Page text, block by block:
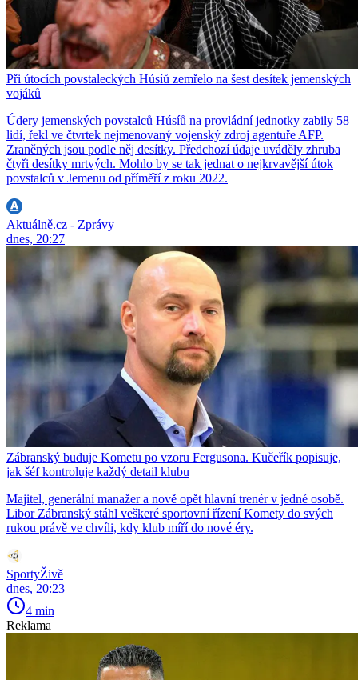
Při útocích povstaleckých Húsíů zemřelo na šest desítek jemenských
vojáků
Údery jemenských povstalců Húsíů na provládní jednotky zabily 58
lidí, řekl ve čtvrtek nejmenovaný vojenský zdroj agentuře AFP.
Zraněných jsou podle něj desítky. Předchozí údaje uváděly zhruba
čtyři desítky mrtvých. Mohlo by se tak jednat o nejkrvavější útok
povstalců v Jemenu od příměří z roku 2022.
Aktuálně.cz - Zprávy
dnes, 20:27
Zábranský buduje Kometu po vzoru Fergusona. Kučeřík popisuje,
jak šéf kontroluje každý detail klubu
Majitel, generální manažer a nově opět hlavní trenér v jedné osobě.
Libor Zábranský stáhl veškeré sportovní řízení Komety do svých
rukou právě ve chvíli, kdy klub míří do nové éry.
SportyŽivě
dnes, 20:23
4 min
Reklama